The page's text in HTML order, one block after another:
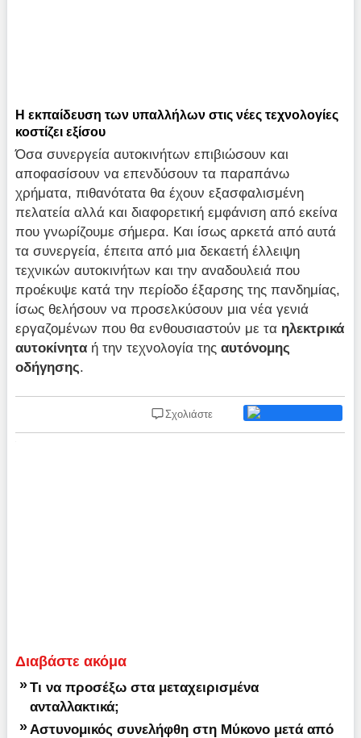
Η εκπαίδευση των υπαλλήλων στις νέες τεχνολογίες
κοστίζει εξίσου
Όσα συνεργεία αυτοκινήτων επιβιώσουν και
αποφασίσουν να επενδύσουν τα παραπάνω
χρήματα, πιθανότατα θα έχουν εξασφαλισμένη
πελατεία αλλά και διαφορετική εμφάνιση από εκείνα
που γνωρίζουμε σήμερα. Και ίσως αρκετά από αυτά
τα συνεργεία, έπειτα από μια δεκαετή έλλειψη
τεχνικών αυτοκινήτων και την αναδουλειά που
προέκυψε κατά την περίοδο έξαρσης της πανδημίας,
ίσως θελήσουν να προσελκύσουν μια νέα γενιά
εργαζομένων που θα ενθουσιαστούν με τα ηλεκτρικά
αυτοκίνητα ή την τεχνολογία τηςαυτόνομης
οδήγησης.
Σχολιάστε
Διαβάστε ακόμα
» Τι να προσέξω στα μεταχειρισμένα
ανταλλακτικά;
» Αστυνομικός συνελήφθη στη Μύκονο μετά από